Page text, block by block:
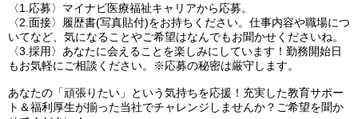
〈1.応募〉マイナビ医療福祉キャリアから応募。
〈2.面接〉履歴書(写真貼付)をお持ちください。仕事内容や職場につ
いてなど、気になることやご希望はなんでもお聞かせくださいね。
〈3.採用〉あなたに会えることを楽しみにしています！勤務開始日
もお気軽にご相談ください。※応募の秘密は厳守します。
あなたの「頑張りたい」という気持ちを応援！充実した教育サポー
ト＆福利厚生が揃った当社でチャレンジしませんか？ご希望を聞か